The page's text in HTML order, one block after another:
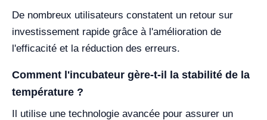
De nombreux utilisateurs constatent un retour sur
investissement rapide grâce à l'amélioration de
l'efficacité et la réduction des erreurs.
Comment l'incubateur gère-t-il la stabilité de la
température ?
Il utilise une technologie avancée pour assurer un